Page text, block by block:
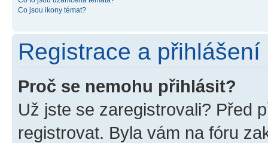
Co jsou ikony témat?
Registrace a přihlášení
Proč se nemohu přihlásit?
Už jste se zaregistrovali? Před
registrovat. Byla vám na fóru